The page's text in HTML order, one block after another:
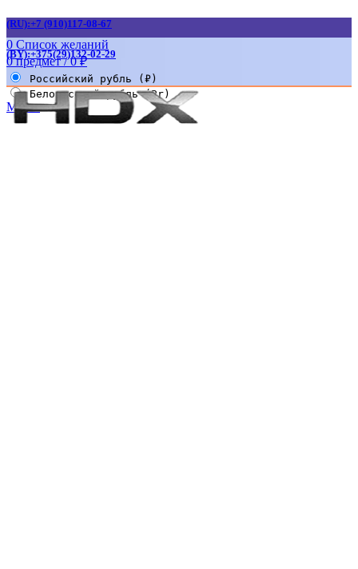
(RU):+7 (910)117-08-67
(BY):+375(29)132-02-29
0 Список желаний
0предмет / 0₽
Российский рубль (₽)
Белорусский рубль (Br)
Меню